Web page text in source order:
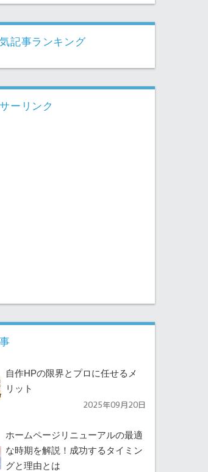
記事ランキング
ーリンク
自作HPの限界とプロに任せるメ
リット
2025年09月20日
ホームページリニューアルの最適
な時期を解説！成功するタイミン
グと理由とは